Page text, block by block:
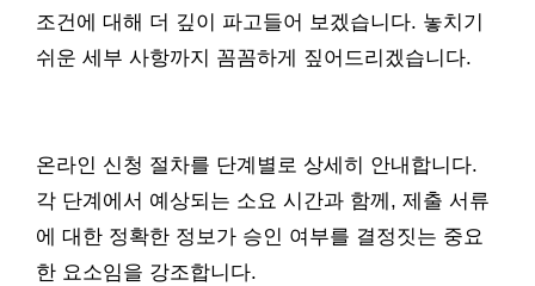
조건에 대해 더 깊이 파고들어 보겠습니다. 놓치기
쉬운 세부 사항까지 꼼꼼하게 짚어드리겠습니다.
온라인 신청 절차를 단계별로 상세히 안내합니다.
각 단계에서 예상되는 소요 시간과 함께, 제출 서류
에 대한 정확한 정보가 승인 여부를 결정짓는 중요
한 요소임을 강조합니다.